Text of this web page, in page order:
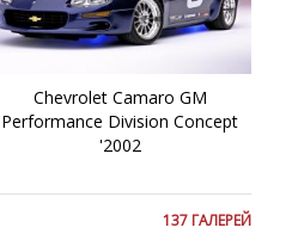
Chevrolet Camaro GM
Performance Division Concept
'2002
137 ГАЛЕРЕЙ